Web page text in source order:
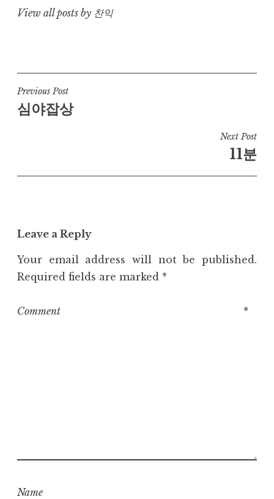
View all posts by 찬익
Post
navigation
Previous Post
심야잡상
Next Post
11분
Leave a Reply
Your email address will not be published.
Required fields are marked *
Comment *
Name